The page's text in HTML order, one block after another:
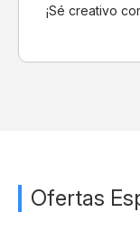
¡Sé creativo
Ofertas